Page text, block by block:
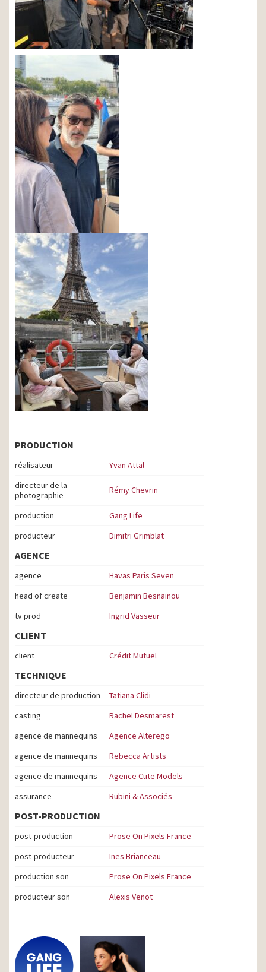
PRODUCTION
réalisateur
Yvan Attal
directeur de la
photographie
Rémy Chevrin
production
Gang Life
producteur
Dimitri Grimblat
AGENCE
agence
Havas Paris Seven
head of create
Benjamin Besnainou
tv prod
Ingrid Vasseur
CLIENT
client Crédit Mutuel
TECHNIQUE
directeur de production
Tatiana Clidi
casting
Rachel Desmarest
agence de mannequins
Agence Alterego
agence de mannequins
Rebecca Artists
agence de mannequins
Agence Cute Models
assurance
Rubini & Associés
POST-PRODUCTION
post-production
Prose On Pixels France
post-producteur
Ines Brianceau
production son
Prose On Pixels France
producteur son
Alexis Venot